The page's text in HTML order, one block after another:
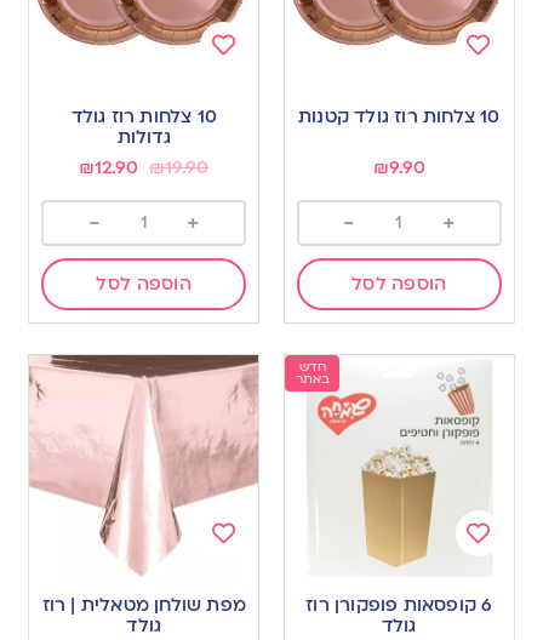
to
wishlist
10 צלחות רוז גולד קטנות
₪9.90
+
-
הוספה לסל
wishlist
10 צלחות רוז גולד
גדולות
₪19.90
₪12.90
+
-
הוספה לסל
חדש
באתר
to
wishlist
6 קופסאות פופקורן רוז
גולד
to
מפת שולחן מטאלית | רוז
גולד